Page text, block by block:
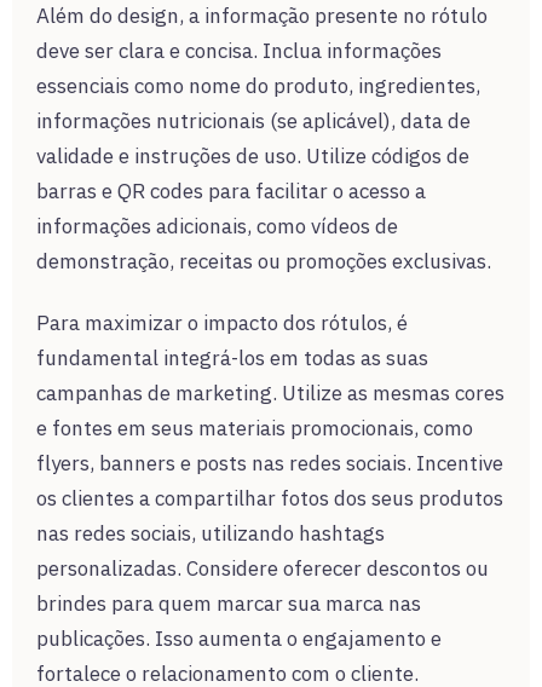
Além do design, a informação presente no rótulo
deve ser clara e concisa. Inclua informações
essenciais como nome do produto, ingredientes,
informações nutricionais (se aplicável), data de
validade e instruções de uso. Utilize códigos de
barras e QR codes para facilitar o acesso a
informações adicionais, como vídeos de
demonstração, receitas ou promoções exclusivas.
Para maximizar o impacto dos rótulos, é
fundamental integrá-los em todas as suas
campanhas de marketing. Utilize as mesmas cores
e fontes em seus materiais promocionais, como
flyers, banners e posts nas redes sociais. Incentive
os clientes a compartilhar fotos dos seus produtos
nas redes sociais, utilizando hashtags
personalizadas. Considere oferecer descontos ou
brindes para quem marcar sua marca nas
publicações. Isso aumenta o engajamento e
fortalece o relacionamento com o cliente.